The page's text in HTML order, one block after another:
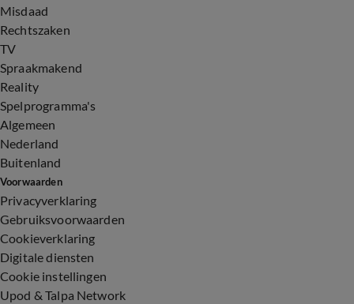
Misdaad
Rechtszaken
TV
Spraakmakend
Reality
Spelprogramma's
Algemeen
Nederland
Buitenland
Voorwaarden
Privacyverklaring
Gebruiksvoorwaarden
Cookieverklaring
Digitale diensten
Cookie instellingen
Upod & Talpa Network